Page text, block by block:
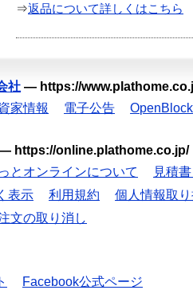
⇒返品について詳しくはこちら
社 — https://
家情報 電子公告
https://online.plathome.co.jp/
とオンラインについて 見積
表示
利用規約 個人情報取
文の取り消し
Facebook公式ページ